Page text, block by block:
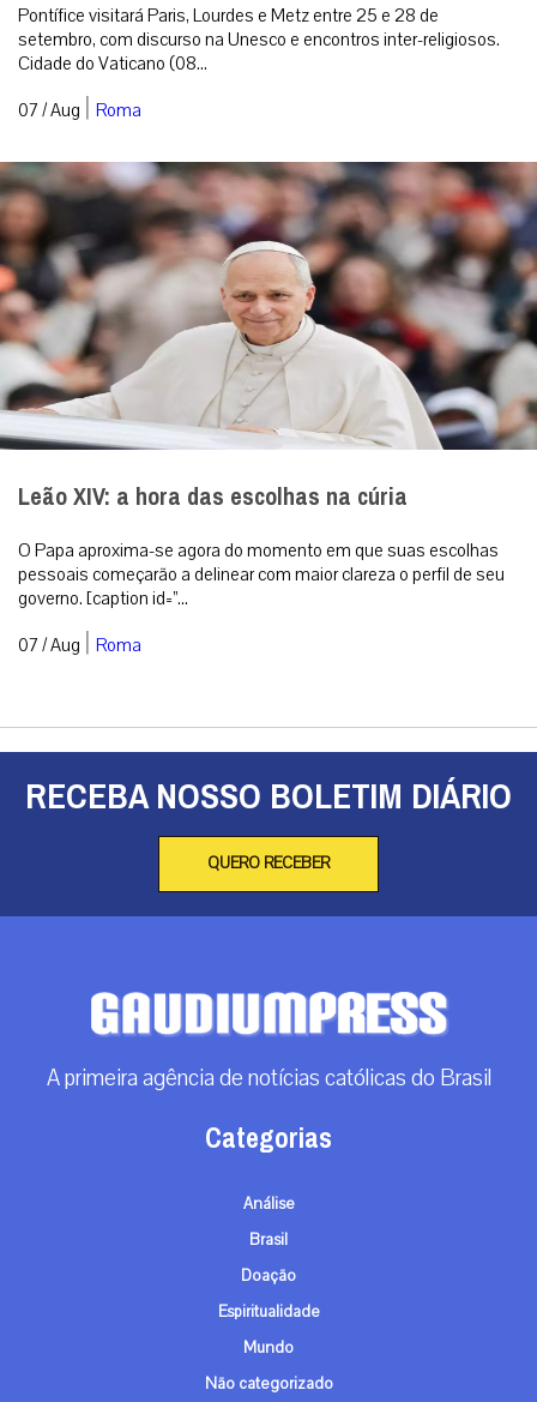
Pontífice visitará Paris, Lourdes e Metz entre 25 e 28 de
setembro, com discurso na Unesco e encontros inter-religiosos.
Cidade do Vaticano (08...
07 / Aug | Roma
Leão XIV: a hora das escolhas na cúria
O Papa aproxima-se agora do momento em que suas escolhas
pessoais começarão a delinear com maior clareza o perfil de seu
governo. [caption id=”...
07 / Aug | Roma
RECEBA NOSSO BOLETIM DIÁRIO
QUERO RECEBER
A primeira agência de notícias católicas do Brasil
Categorias
Análise
Brasil
Doação
Espiritualidade
Mundo
Não categorizado